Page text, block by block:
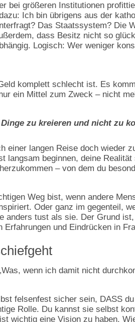
bei größeren Institutionen
Ich bin übrigens aus der
Das Staatssystem? Die
dass Besitz nicht so
Logisch: Wer weniger
komplett schlecht ist. Es
ein Mittel zum Zweck – nicht
zu kreieren und nicht zu
einer langen Reise doch wieder
langsam beginnen, deine
– von dem du
Weg bist, wenn andere
Oder ganz im gegenteil,
anders tust als sie. Der Grund
Erfahrungen und Eindrücken in
wenn ich damit nicht
felsenfest sicher sein, DASS
Rolle. Du kannst sie selbst
wichtig eine Vision zu haben.